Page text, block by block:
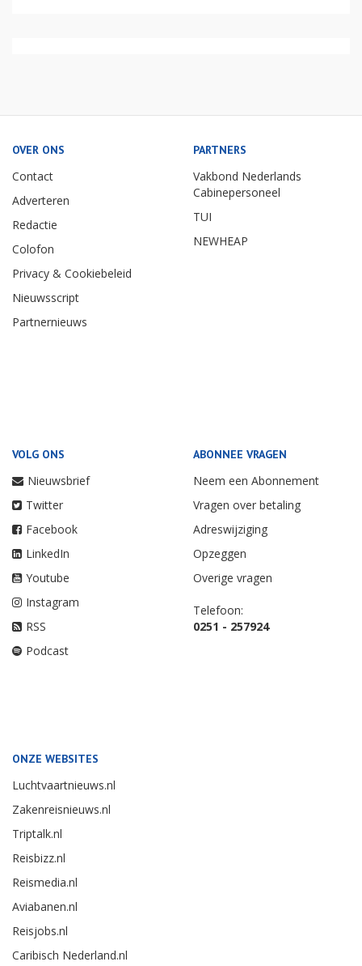
OVER ONS
Contact
Adverteren
Redactie
Colofon
Privacy & Cookiebeleid
Nieuwsscript
Partnernieuws
PARTNERS
Vakbond Nederlands
Cabinepersoneel
TUI
NEWHEAP
VOLG ONS
Nieuwsbrief
Twitter
Facebook
LinkedIn
Youtube
Instagram
RSS
Podcast
ABONNEE VRAGEN
Neem een Abonnement
Vragen over betaling
Adreswijziging
Opzeggen
Overige vragen
Telefoon:
0251 - 257924
ONZE WEBSITES
Luchtvaartnieuws.nl
Zakenreisnieuws.nl
Triptalk.nl
Reisbizz.nl
Reismedia.nl
Aviabanen.nl
Reisjobs.nl
Caribisch Nederland.nl